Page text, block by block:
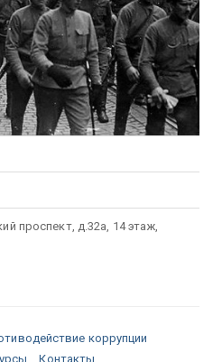
проспект, д.32а, 14 этаж,
коррупции
Контакты